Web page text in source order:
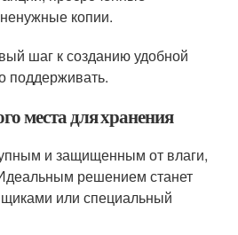
копии.
шаг к созданию удобной
поддерживать.
места для хранения
и защищенным от влаги,
решением станет
или специальный